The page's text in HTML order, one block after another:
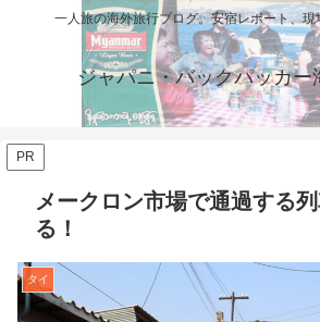
一人旅の海外旅行ブログ。安宿レポート、現
ジャパニ・バックパッカー
PR
メークロン市場で通過する
る！
タイ